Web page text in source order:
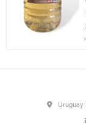
Uruguay